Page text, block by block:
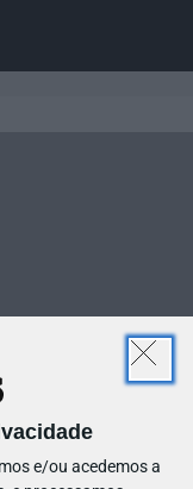
e/ou acedemos a